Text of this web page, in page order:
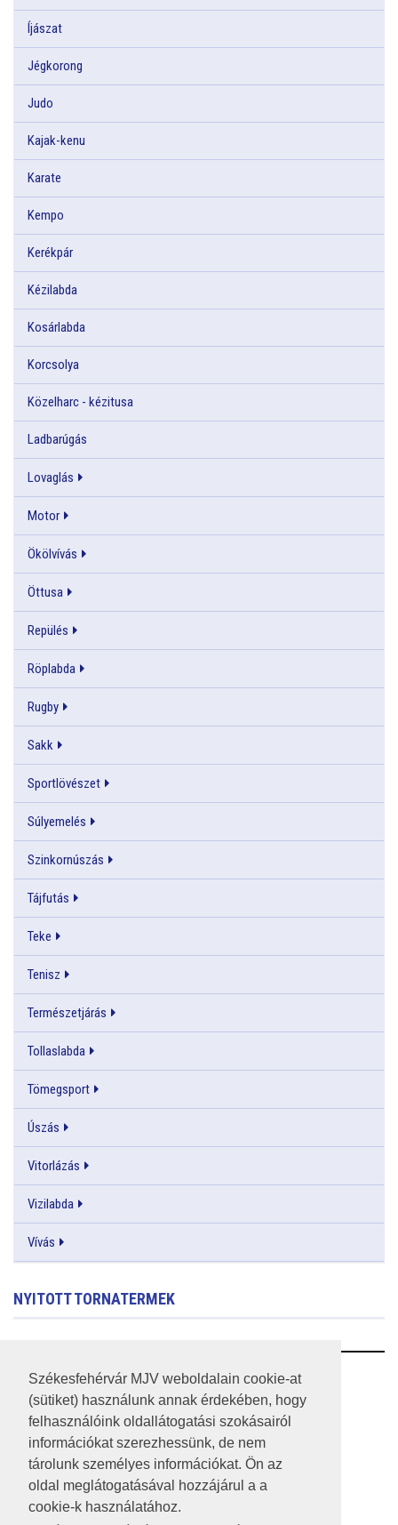
Székesfehérvár MJV weboldalain cookie-at
(sütiket) használunk annak érdekében, hogy
felhasználóink oldallátogatási szokásairól
információkat szerezhessünk, de nem
tárolunk személyes információkat. Ön az
oldal meglátogatásával hozzájárul a a
cookie-k használatához.
Íjászat
Jégkorong
Judo
Kajak-kenu
Karate
Kempo
Kerékpár
Kézilabda
Kosárlabda
Korcsolya
Közelharc - kézitusa
Ladbarúgás
Lovaglás
Motor
Ökölvívás
Öttusa
Repülés
Röplabda
Rugby
Sakk
Sportlövészet
Súlyemelés
Szinkornúszás
Tájfutás
Teke
Tenisz
Természetjárás
Tollaslabda
Tömegsport
Úszás
Vitorlázás
Vizilabda
Vívás
NYITOTT TORNATERMEK
RSS
A HONLAP 2017.03.31-I ÁLLAPOTA
JOGI NYILATKOZAT
IMPRESSZUM